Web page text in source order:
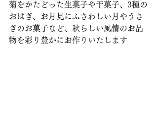
菊をかたどった生菓子や干菓子、3種の
おはぎ、お月見にふさわしい月やうさ
ぎのお菓子など、秋らしい風情のお品
物を彩り豊かにお作りいたします